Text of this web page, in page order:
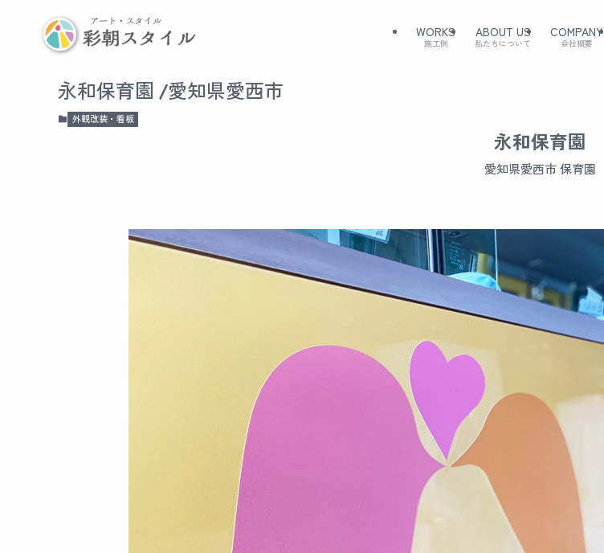
WORKS
施工例
ABOUT US
私たちについて
COMPANY
会社概要
永和保育園 /愛知県愛西市
外観改装・看板
永和保育園
愛知県愛西市 保育園